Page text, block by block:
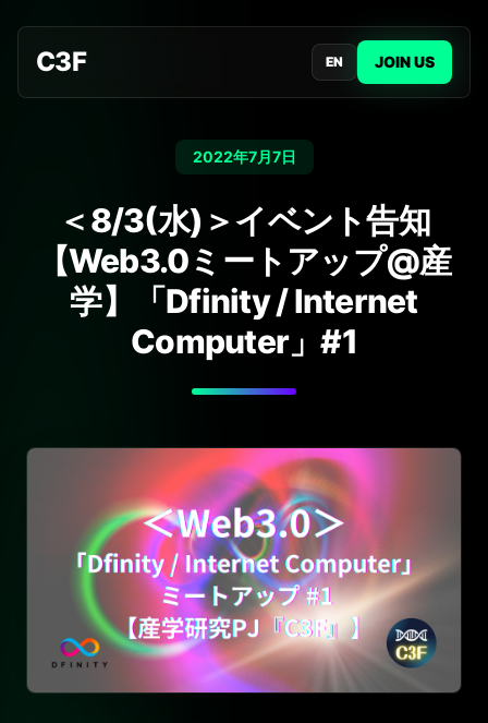
C3F EN JOIN US
2022年7月7日
＜8/3(水)＞イベント告知
【Web3.0ミートアップ@産
学】「Dfinity / Internet
Computer」#1